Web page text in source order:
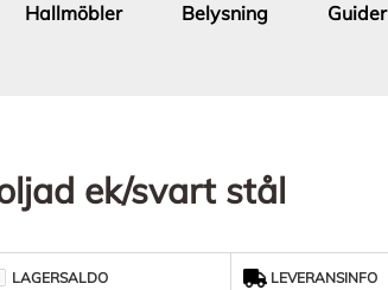
Hallmöbler Belysning
Guider
ek/svart stål
LAGERSALDO LEVERANSINFO